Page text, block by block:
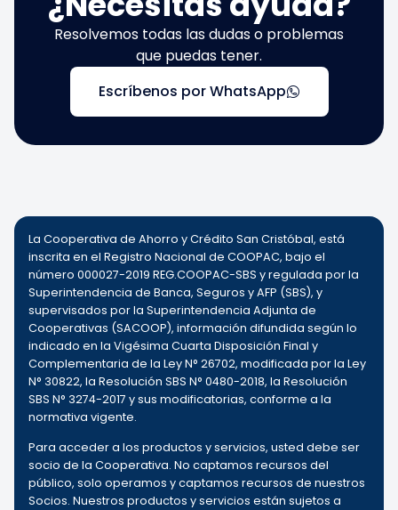
Resolvemos todas las dudas o problemas
que puedas tener.
Escríbenos por WhatsApp
La Cooperativa de Ahorro y Crédito San Cristóbal, está
inscrita en el Registro Nacional de COOPAC, bajo el
número 000027-2019 REG.COOPAC-SBS y regulada por la
Superintendencia de Banca, Seguros y AFP (SBS), y
supervisados por la Superintendencia Adjunta de
Cooperativas (SACOOP), información difundida según lo
indicado en la Vigésima Cuarta Disposición Final y
Complementaria de la Ley N° 26702, modificada por la Ley
N° 30822, la Resolución SBS N° 0480-2018, la Resolución
SBS N° 3274-2017 y sus modificatorias, conforme a la
normativa vigente.
Para acceder a los productos y servicios, usted debe ser
socio de la Cooperativa. No captamos recursos del
público, solo operamos y captamos recursos de nuestros
Socios. Nuestros productos y servicios están sujetos a